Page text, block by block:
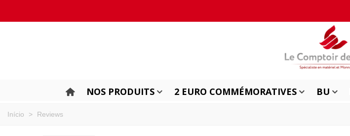
NOS PRODUITS 2 EURO COMMÉMORATIVES BU
Início > Reviews